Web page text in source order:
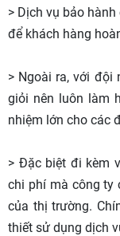
> Dịch vụ bảo
để khách hàng
> Ngoài ra, với đội
giỏi nên luôn làm
nhiệm lớn cho các
> Đặc biệt đi kèm
chi phí mà công ty
của thị trường.
thiết sử dụng dịch